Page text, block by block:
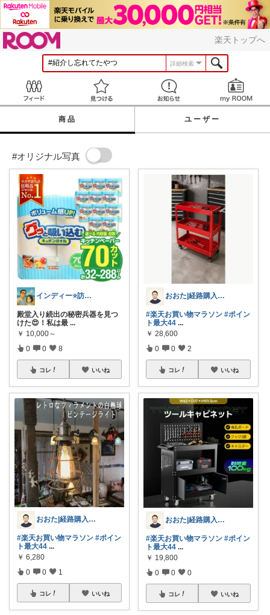
楽天トップへ
詳細検索
見つける お知らせ
商品 ユーザー
#オリジナル写真
インディー⭐️訪問•フォローありがとう
殿堂入り続出の秘密兵器を見つ
けた😍！私は最 ...
￥ 10,000～
0 0 8
コレ いいね
おおた|経路購入感謝😊
#楽天お買い物マラソン #ポイン
ト最大44 ...
￥ 6,280
0 0 1
コレ いいね
おおた|経路購入感謝😊
#楽天お買い物マラソン #ポイン
ト最大44 ...
￥ 28,600
0 0 2
コレ いいね
おおた|経路購入感謝😊
#楽天お買い物マラソン #ポイン
ト最大44 ...
￥ 19,800
0 0 0
コレ いいね